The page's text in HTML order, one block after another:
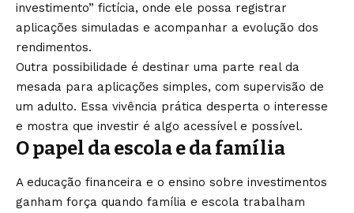
investimento” fictícia, onde ele possa registrar
aplicações simuladas e acompanhar a evolução dos
rendimentos.
Outra possibilidade é destinar uma parte real da
mesada para aplicações simples, com supervisão de
um adulto. Essa vivência prática desperta o interesse
e mostra que investir é algo acessível e possível.
O papel da escola e da família
A educação financeira e o ensino sobre investimentos
ganham força quando família e escola trabalham